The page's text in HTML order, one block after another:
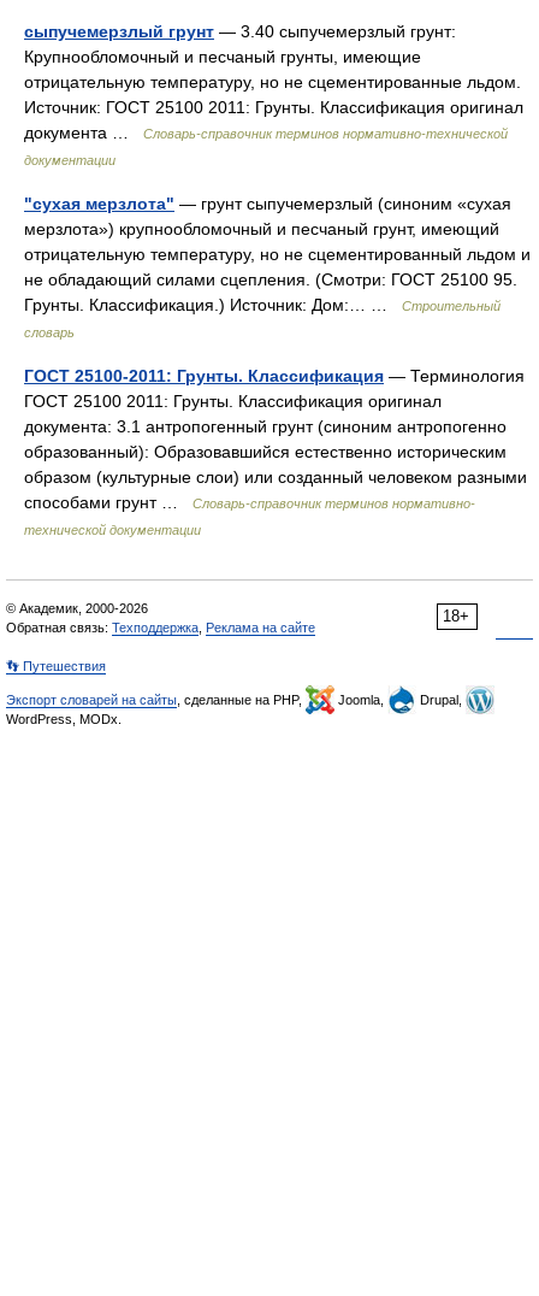
сыпучемерзлый грунт — 3.40 сыпучемерзлый грунт:
Крупнообломочный и песчаный грунты, имеющие
отрицательную температуру, но не сцементированные льдом.
Источник: ГОСТ 25100 2011: Грунты. Классификация оригинал
документа …
Словарь-справочник терминов нормативно-технической
документации
"сухая мерзлота" — грунт сыпучемерзлый (синоним «сухая
мерзлота») крупнообломочный и песчаный грунт, имеющий
отрицательную температуру, но не сцементированный льдом и
не обладающий силами сцепления. (Смотри: ГОСТ 25100 95.
Грунты. Классификация.) Источник: Дом:… …
Строительный
словарь
ГОСТ 25100-2011: Грунты. Классификация — Терминология
ГОСТ 25100 2011: Грунты. Классификация оригинал
документа: 3.1 антропогенный грунт (синоним антропогенно
образованный): Образовавшийся естественно историческим
образом (культурные слои) или созданный человеком разными
способами грунт …
Словарь-справочник терминов нормативно-
технической документации
18+
© Академик, 2000-2026
Обратная связь: Техподдержка Реклама на сайте
👣 Путешествия
Экспорт словарей на сайты , сделанные на PHP, Joomla,
Drupal,
WordPress, MODx.